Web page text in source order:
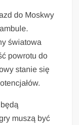
do Moskwy
światowa
powrotu do
stanie się
muszą być